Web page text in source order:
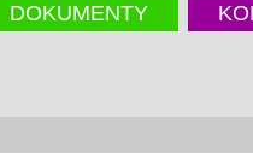
DOKUMENTY